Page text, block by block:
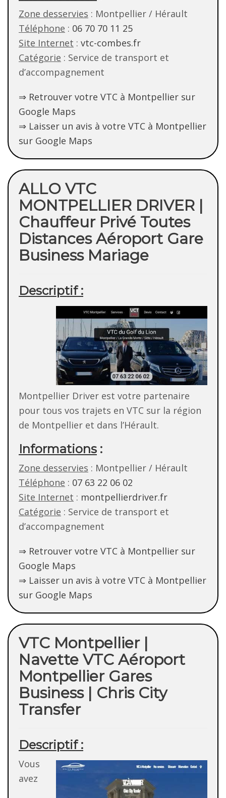
Zone desservies : Montpellier / Hérault
Téléphone : 06 70 70 11 25
Site Internet : vtc-combes.fr
Catégorie : Service de transport et
d’accompagnement
⇒ Retrouver votre VTC à Montpellier sur
Google Maps
⇒ Laisser un avis à votre VTC à Montpellier
sur Google Maps
ALLO VTC
MONTPELLIER DRIVER |
Chauffeur Privé Toutes
Distances Aéroport Gare
Business Mariage
Descriptif :
Montpellier Driver est votre partenaire
pour tous vos trajets en VTC sur la région
de Montpellier et dans l’Hérault.
Informations :
Zone desservies : Montpellier / Hérault
Téléphone : 07 63 22 06 02
Site Internet : montpellierdriver.fr
Catégorie : Service de transport et
d’accompagnement
⇒ Retrouver votre VTC à Montpellier sur
Google Maps
⇒ Laisser un avis à votre VTC à Montpellier
sur Google Maps
VTC Montpellier |
Navette VTC Aéroport
Montpellier Gares
Business | Chris City
Transfer
Descriptif :
Vous
avez